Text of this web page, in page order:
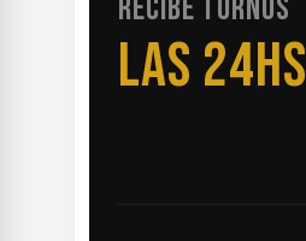
RECIBE TURNOS
LAS 24HS